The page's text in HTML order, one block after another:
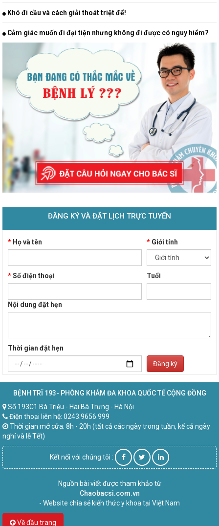
Khó đi cầu và cách giải thoát triệt để!
Cảm giác muốn đi đại tiện nhưng không đi được có nguy hiểm?
ĐĂNG KÝ VÀ ĐẶT LỊCH TRỰC TUYẾN
* Họ và tên *Giới tính
*Số điện thoại Tuổi
Nội dung đặt hẹn
Thời gian đặt hẹn
Đăng ký
BỆNH TRĨ 193- PHÒNG KHÁM ĐA KHOA QUỐC TẾ CỘNG ĐỒNG
Số 193C1 Bà Triệu - Hai Bà Trưng - Hà Nội
Điện thoại liên hệ: 0243.9656.999
Thời gian mở cửa: 8h - 20h (tất cả các ngày trong tuần, kể cả ngày
nghỉ và lễ Tết)
Kết nối với chúng tôi :
Nguồn bài viết được tham khảo từ
Chaobacsi.com.vn
- Website chia sẻ kiến thức y khoa tại Việt Nam
Về đầu trang